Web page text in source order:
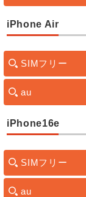
iPhone Air
SIMフリー
au
iPhone16e
SIMフリー
au